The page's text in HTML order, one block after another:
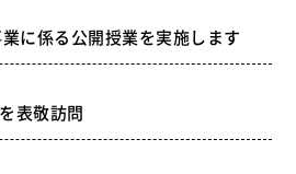
に係る公開授業を実施します
表敬訪問